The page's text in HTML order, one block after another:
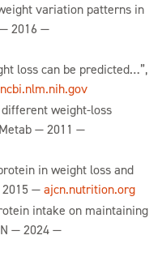
variation patterns in
2016 —
loss can be predicted…”,
weight-loss
— 2011 —
in weight loss and
2015 — ajcn.nutrition.org
intake on maintaining
— 2024 —